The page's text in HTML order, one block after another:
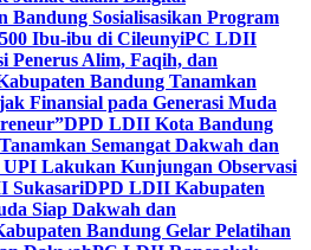
Bandung Sosialisasikan Program
Ibu-ibu di CileunyiPC LDII
Penerus Alim, Faqih, dan
Bandung Tanamkan
Finansial pada Generasi Muda
DPD LDII Kota Bandung
Semangat Dakwah dan
UPI Lakukan Kunjungan Observasi
SukasariDPD LDII Kabupaten
Siap Dakwah dan
Bandung Gelar Pelatihan